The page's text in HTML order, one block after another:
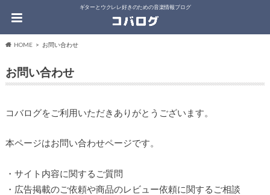
ギターとウクレレ好きのための音楽情報ブログ
HOME お問い合わせ
お問い合わせ
コバログをご利用いただきありがとうございます。
本ページはお問い合わせページです。
・サイト内容に関するご質問
・広告掲載のご依頼や商品のレビュー依頼に関するご相談